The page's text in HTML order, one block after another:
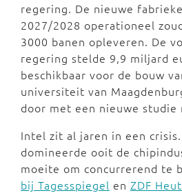
regering. De nieuwe
2027/2028 operationeel
3000 banen opleveren. De
regering stelde 9,9 miljard
beschikbaar voor de bouw
universiteit van
door met een nieuwe studie
Intel zit al jaren in een
domineerde ooit de
moeite om concurrerend te
bij Tagesspiegel en ZDF